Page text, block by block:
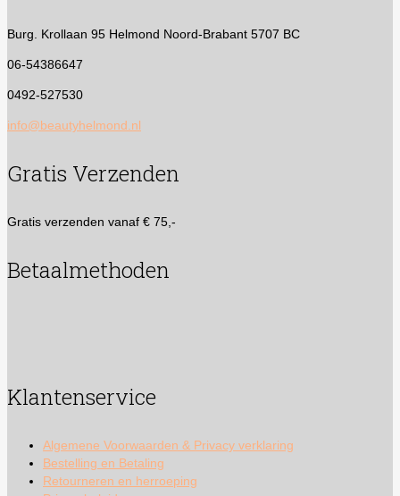
Burg. Krollaan 95 Helmond Noord-Brabant 5707 BC
06-54386647
0492-527530
info@beautyhelmond.nl
Gratis Verzenden
Gratis verzenden vanaf € 75,-
Betaalmethoden
Klantenservice
Algemene Voorwaarden & Privacy verklaring
Bestelling en Betaling
Retourneren en herroeping